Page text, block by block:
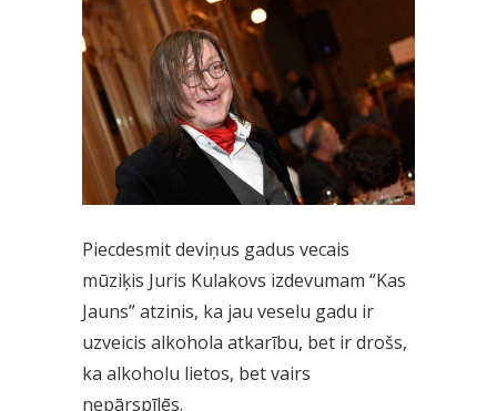
Piecdesmit deviņus gadus vecais
mūziķis Juris Kulakovs izdevumam “Kas
Jauns” atzinis, ka jau veselu gadu ir
uzveicis alkohola atkarību, bet ir drošs,
ka alkoholu lietos, bet vairs
nepārspīlēs.